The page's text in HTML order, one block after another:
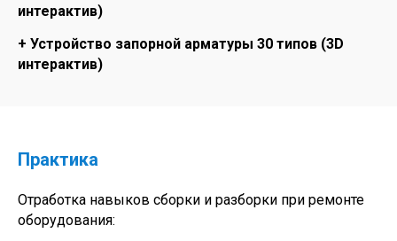
интерактив)
+ Устройство запорной арматуры 30 типов (3D
интерактив)
Практика
Отработка навыков сборки и разборки при ремонте
оборудования: